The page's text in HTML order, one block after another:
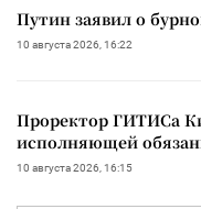
Путин заявил о
10 августа 2026, 16:22
Проректор ГИТИСа
исполняющей
10 августа 2026, 16:15